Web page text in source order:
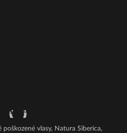
poškozené vlasy, Natura Siberica,